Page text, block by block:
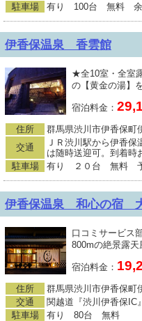
駐車場
有り 100台 無料 余
伊香保温泉 香雲館
★全10室・全室
の【黄金の湯】
宿泊料金：
住所
群馬県渋川市伊香保町
交通
ＪＲ渋川駅から伊香
は随時送迎可。到着時
駐車場
有り ２０台 無料
伊香保温泉 和心の宿
口コミサービス
800mの絶景露天
宿泊料金：
住所
群馬県渋川市伊香保町
交通
関越道『渋川伊香保IC
駐車場
有り 80台 無料